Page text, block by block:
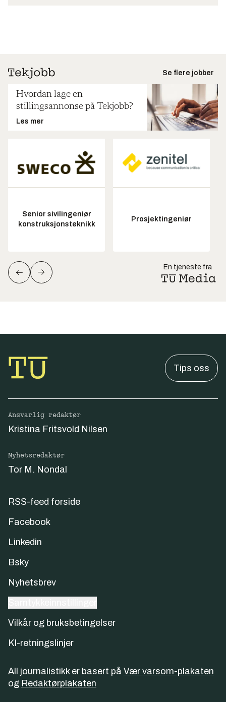
Se flere jobber
Hvordan lage en
stillingsannonse på Tekjobb?
Les mer
Senior sivilingeniør
konstruksjonsteknikk
Prosjektingeniør
En tjeneste fra
Tips oss
Ansvarlig redaktør
Kristina Fritsvold Nilsen
Nyhetsredaktør
Tor M. Nondal
RSS-feed forside
Facebook
Linkedin
Bsky
Nyhetsbrev
Vilkår og bruksbetingelser
KI-retningslinjer
All journalistikk er basert på Vær varsom-plakaten
og Redaktørplakaten